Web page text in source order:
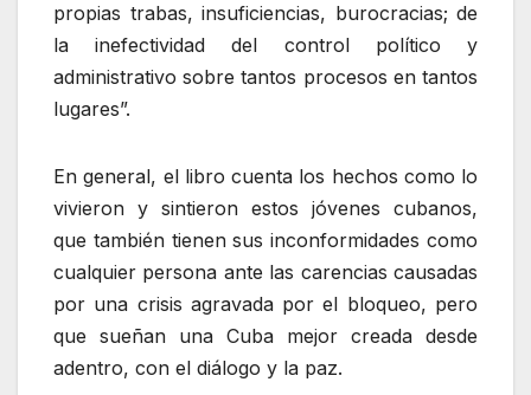
propias trabas, insuficiencias, burocracias; de
la inefectividad del control político y
administrativo sobre tantos procesos en tantos
lugares”.
En general, el libro cuenta los hechos como lo
vivieron y sintieron estos jóvenes cubanos,
que también tienen sus inconformidades como
cualquier persona ante las carencias causadas
por una crisis agravada por el bloqueo, pero
que sueñan una Cuba mejor creada desde
adentro, con el diálogo y la paz.